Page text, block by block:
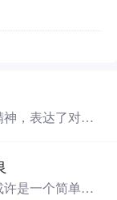
，表达了对未
是一个简单的